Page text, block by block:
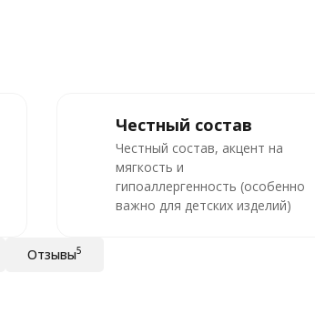
Честный состав
Честный состав, акцент на
мягкость и
гипоаллергенность (особенно
важно для детских изделий)
Отзывы5